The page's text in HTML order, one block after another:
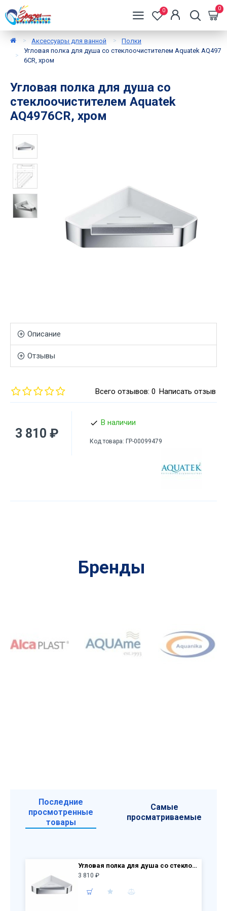
0 0
Аксессуары для ванной
Полки
Угловая полка для душа со стеклоочистителем Aquatek AQ497
6CR, хром
Угловая полка для душа со
стеклоочистителем Aquatek
AQ4976CR, хром
Описание
Отзывы
Всего отзывов: 0 Написать отзыв
3 810 ₽
В наличии
Код товара: ГР-00099479
Бренды
Последние
просмотренные
товары
Самые
просматриваемые
Угловая полка для душа со стеклоочистителем Aquatek AQ4976CR, хром
3 810 ₽